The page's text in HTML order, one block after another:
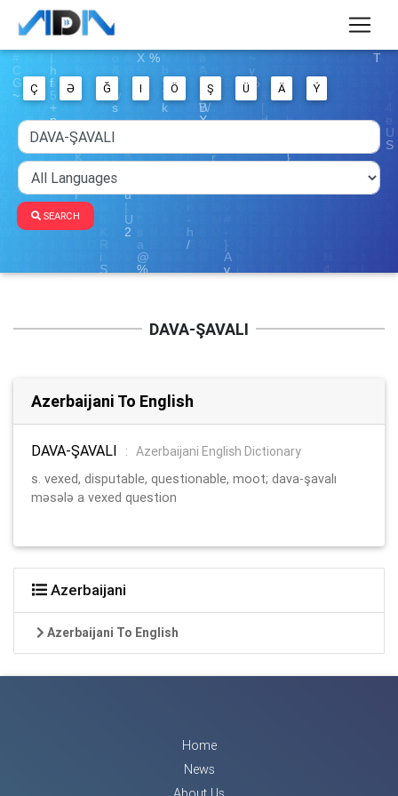
Ç Ə Ğ I Ö Ş Ü Ä Ý
SEARCH
DAVA-ŞAVALI
Azerbaijani To English
DAVA-ŞAVALI : Azerbaijani English Dictionary
s. vexed, disputable, questionable, moot; dava-şavalı
məsələ a vexed question
Azerbaijani
Azerbaijani To English
Home
News